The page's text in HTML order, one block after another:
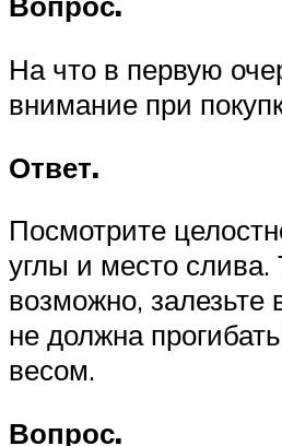
На что в первую
внимание при
Ответ.
Посмотрите
углы и место слива.
возможно, залезьте
не должна
весом.
Вопрос.